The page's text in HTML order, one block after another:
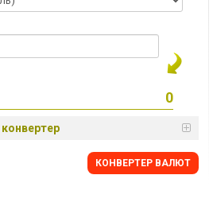
КОНВЕРТЕР ВАЛЮТ